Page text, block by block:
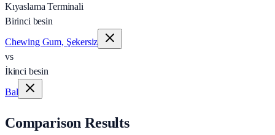
Kıyaslama Terminali
Birinci besin
Chewing Gum, Şekersiz
vs
İkinci besin
Bal
Comparison Results